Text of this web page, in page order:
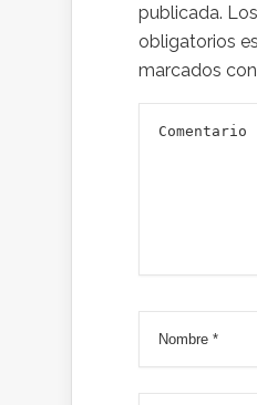
publicada.
obligatorios
marcados con